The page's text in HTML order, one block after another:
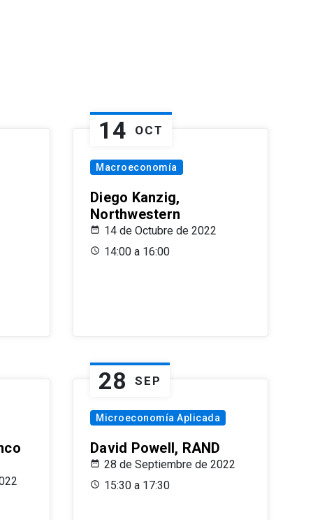
14 OCT
Macroeconomía
Diego Kanzig,
Northwestern
14 de Octubre de 2022
14:00 a 16:00
28 SEP
Microeconomía Aplicada
David Powell, RAND
28 de Septiembre de 2022
15:30 a 17:30